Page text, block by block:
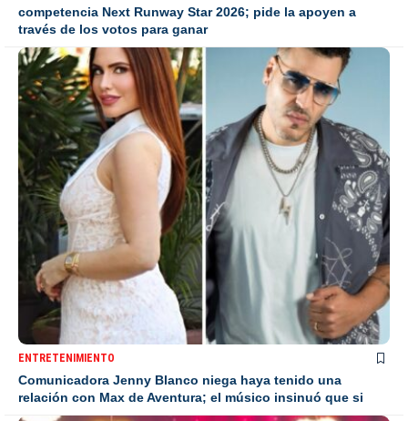
competencia Next Runway Star 2026; pide la apoyen a
través de los votos para ganar
ENTRETENIMIENTO
Comunicadora Jenny Blanco niega haya tenido una
relación con Max de Aventura; el músico insinuó que si